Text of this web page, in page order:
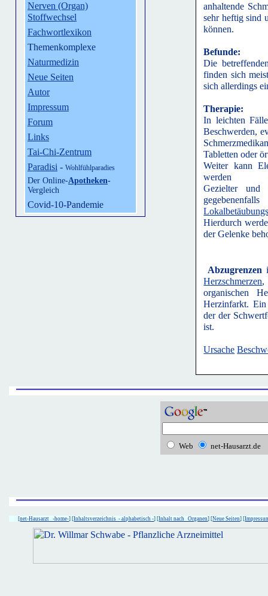
Nerven (Organ)
Stoffwechsel
Fachwortlexikon
Themenkomplexe
Naturmedizin
Neue Seiten
Autor
Impressum
Forum
Links
Tai-Chi-Zentrum
Paradisi - Wohlfühlparadies
Der Online-Apotheken-
Vergleich
Covid-10-Pandemie
anhaltende
sehr heftig sind
können.
Befunde:
Die
finden sich
sich allerdings
Therapie:
In leichten
Beschwerden,
Tabletten oder
Weiter kann
werden
Gezielter und
Hierdurch
der Gelenke
Abzugrenzen
Herzschmerzen,
organischen
Herzinfarkt.
der der
ist.
Ursache
Web net-Hausarzt.de
[net-Hausarzt -home-] [Inhaltsverzeichnis - alphabetisch -] [Inhalt nach Organen] [Neue Seiten] [